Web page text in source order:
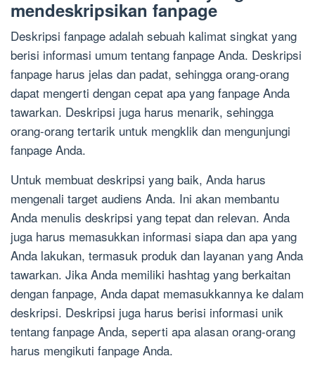
mendeskripsikan fanpage
Deskripsi fanpage adalah sebuah kalimat singkat yang
berisi informasi umum tentang fanpage Anda. Deskripsi
fanpage harus jelas dan padat, sehingga orang-orang
dapat mengerti dengan cepat apa yang fanpage Anda
tawarkan. Deskripsi juga harus menarik, sehingga
orang-orang tertarik untuk mengklik dan mengunjungi
fanpage Anda.
Untuk membuat deskripsi yang baik, Anda harus
mengenali target audiens Anda. Ini akan membantu
Anda menulis deskripsi yang tepat dan relevan. Anda
juga harus memasukkan informasi siapa dan apa yang
Anda lakukan, termasuk produk dan layanan yang Anda
tawarkan. Jika Anda memiliki hashtag yang berkaitan
dengan fanpage, Anda dapat memasukkannya ke dalam
deskripsi. Deskripsi juga harus berisi informasi unik
tentang fanpage Anda, seperti apa alasan orang-orang
harus mengikuti fanpage Anda.